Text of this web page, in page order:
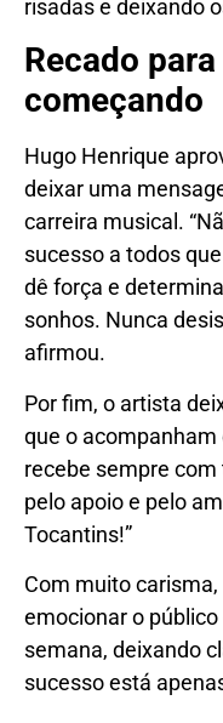
risadas e deixando
Recado
começando
Hugo Henrique
deixar uma
carreira musical.
sucesso a todos
dê força e
sonhos. Nunca
afirmou.
Por fim, o artista
que o
recebe sempre
pelo apoio e pelo
Tocantins!”
Com muito
emocionar o
semana, deixando
sucesso está